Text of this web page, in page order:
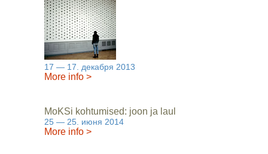
17 — 17. декабря 2013
More info >
MoKSi kohtumised: joon ja laul
25 — 25. июня 2014
More info >